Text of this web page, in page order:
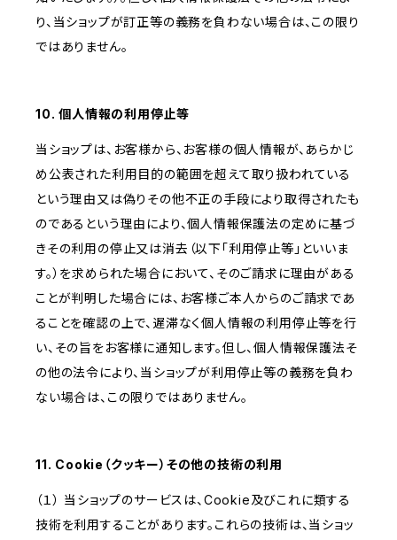
り、当ショップが訂正等の義務を負わない場合は、この限り
ではありません。
10. 個人情報の利用停止等
当ショップは、お客様から、お客様の個人情報が、あらかじ
め公表された利用目的の範囲を超えて取り扱われている
という理由又は偽りその他不正の手段により取得されたも
のであるという理由により、個人情報保護法の定めに基づ
きその利用の停止又は消去（以下「利用停止等」といいま
す。）を求められた場合において、そのご請求に理由がある
ことが判明した場合には、お客様ご本人からのご請求であ
ることを確認の上で、遅滞なく個人情報の利用停止等を行
い、その旨をお客様に通知します。但し、個人情報保護法そ
の他の法令により、当ショップが利用停止等の義務を負わ
ない場合は、この限りではありません。
11. Cookie（クッキー）その他の技術の利用
（１） 当ショップのサービスは、Cookie及びこれに類する
技術を利用することがあります。これらの技術は、当ショッ